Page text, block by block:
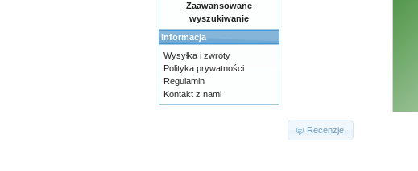
Recenzje
Zaawansowane
wyszukiwanie
Informacja
Wysyłka i zwroty
Polityka prywatności
Regulamin
Kontakt z nami